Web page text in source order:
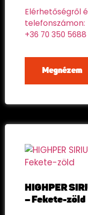
Elérhetőségről
telefonszámon:
+36 70 350 5688
Megnézem
HIGHPER
– Fekete-zöld